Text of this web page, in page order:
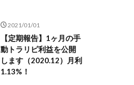
2021/01/01
【定期報告】1ヶ月の手
動トラリピ利益を公開
します（2020.12）月利
1.13%！